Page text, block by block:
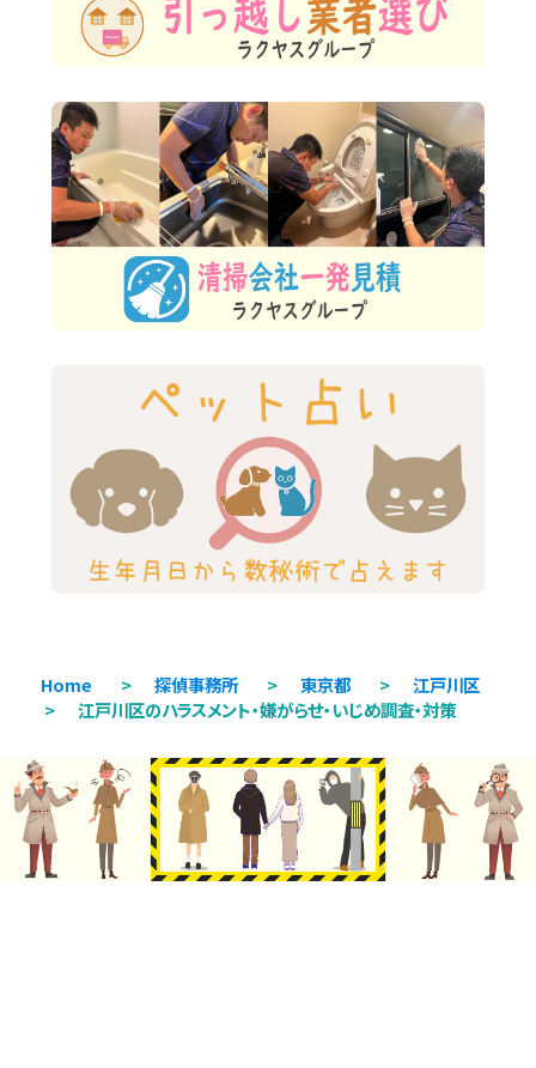
Home > 探偵事務所 > 東京都 >
江戸川区
>
江戸川区のハラスメント・嫌がらせ・いじめ調査・対策